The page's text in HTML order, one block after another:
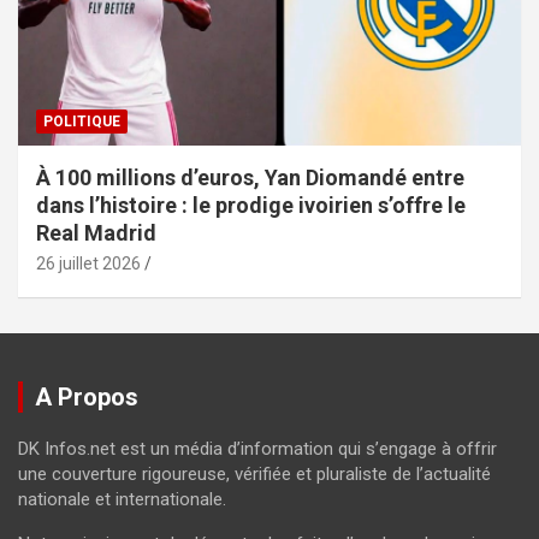
POLITIQUE
À 100 millions d’euros, Yan Diomandé entre
dans l’histoire : le prodige ivoirien s’offre le
Real Madrid
26 juillet 2026
A Propos
DK Infos.net est un média d’information qui s’engage à offrir
une couverture rigoureuse, vérifiée et pluraliste de l’actualité
nationale et internationale.